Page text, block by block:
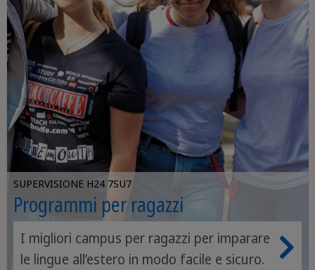
SUPERVISIONE H24 7SU7
Programmi per ragazzi
I migliori campus per ragazzi per imparare
le lingue all’estero in modo facile e sicuro.